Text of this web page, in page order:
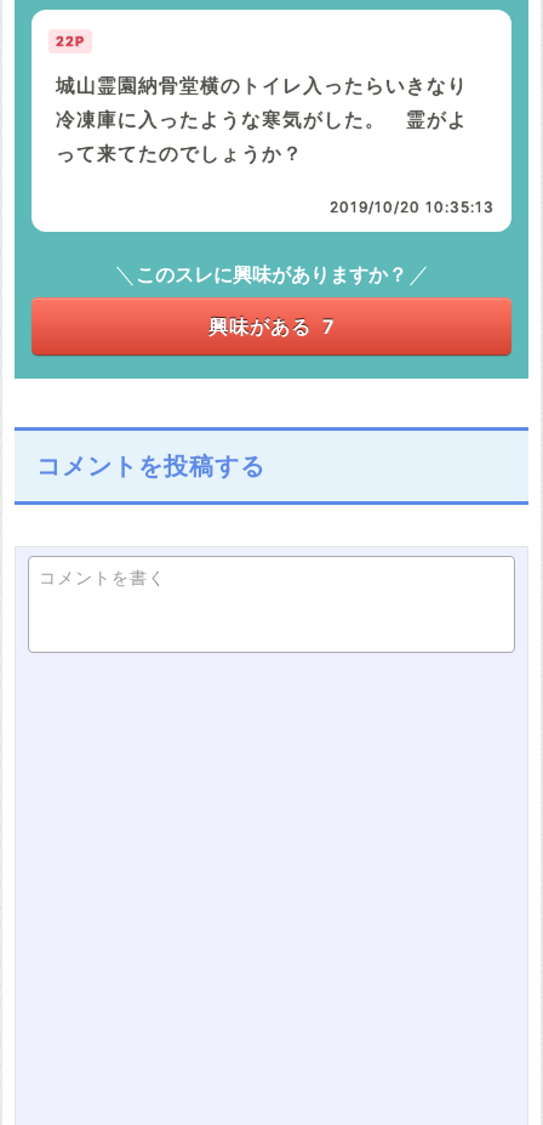
22P
城山霊園納骨堂横のトイレ入ったらいきなり
冷凍庫に入ったような寒気がした。 霊がよ
って来てたのでしょうか？
2019/10/20 10:35:13
このスレに興味がありますか？
興味がある 7
コメントを投稿する
コメントを書く